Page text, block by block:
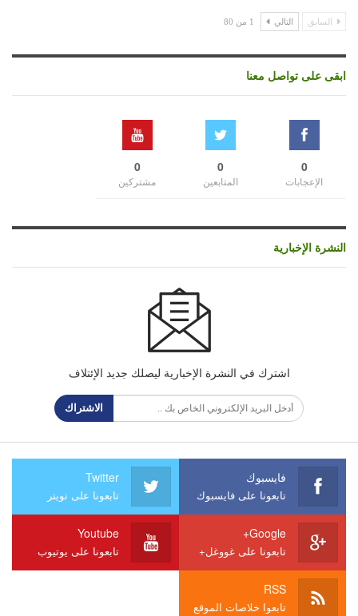
السابق التالي 1 من 80
ابقى على تواصل معنا
0
الإعجابات
0
المتابعين
0
مشتركين
النشرة الإخبارية
اشترك في النشرة الإخبارية ليصلك جديد الإئتلاف
الاشتراك
فايسبوك
تابعونا على فايسبوك
Twitter
تابعونا على تويتر
Google+
تابعونا على غووغل+
Youtube
تابعونا على يوتيوب
RSS
تابعوا خلاصات الموقع